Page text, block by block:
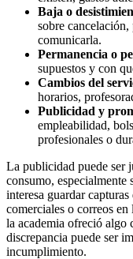
Baja o
sobre
comunicarla.
Permanencia o
supuestos y con
Cambios del
horarios,
Publicidad y
empleabilidad,
profesionales o
La publicidad puede ser
consumo,
interesa guardar
comerciales o correos
la academia ofreció algo
discrepancia puede ser
incumplimiento.